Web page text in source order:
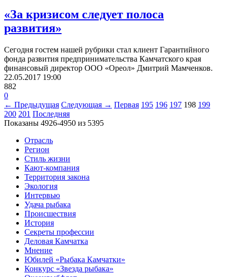
«За кризисом следует полоса
развития»
Сегодня гостем нашей рубрики стал клиент Гарантийного
фонда развития предпринимательства Камчатского края
финансовый директор ООО «Ореол» Дмитрий Мамченков.
22.05.2017 19:00
882
0
← Предыдущая Следующая → Первая 195 196 197 198 199
200 201 Последняя
Показаны 4926-4950 из 5395
Отрасль
Регион
Стиль жизни
Кают-компания
Территория закона
Экология
Интервью
Удача рыбака
Происшествия
История
Секреты профессии
Деловая Камчатка
Мнение
Юбилей «Рыбака Камчатки»
Конкурс «Звезда рыбака»